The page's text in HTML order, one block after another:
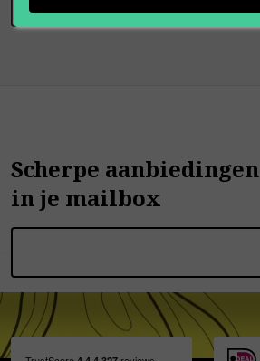
Scherpe aanbiedingen
in je mailbox